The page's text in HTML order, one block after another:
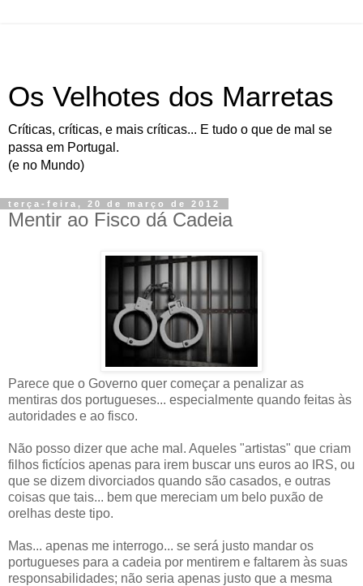
Os Velhotes dos Marretas
Críticas, críticas, e mais críticas... E tudo o que de mal se
passa em Portugal.
(e no Mundo)
terça-feira, 20 de março de 2012
Mentir ao Fisco dá Cadeia
Parece que o Governo quer começar a penalizar as
mentiras dos portugueses... especialmente quando feitas às
autoridades e ao fisco.
Não posso dizer que ache mal. Aqueles "artistas" que criam
filhos fictícios apenas para irem buscar uns euros ao IRS, ou
que se dizem divorciados quando são casados, e outras
coisas que tais... bem que mereciam um belo puxão de
orelhas deste tipo.
Mas... apenas me interrogo... se será justo mandar os
portugueses para a cadeia por mentirem e faltarem às suas
responsabilidades; não seria apenas justo que a mesma